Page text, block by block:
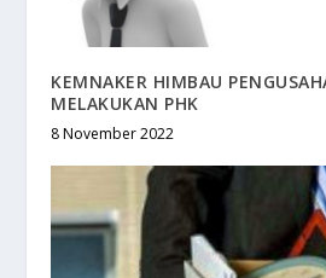
KEMNAKER HIMBAU
MELAKUKAN PHK
8 November 2022